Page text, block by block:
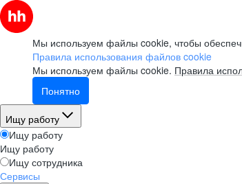
Мы используем файлы cookie, чтобы
Правила использования файлов cookie
Мы используем файлы cookie. Правила
Понятно
Ищу работу
Ищу работу
Ищу работу
Ищу сотрудника
Сервисы